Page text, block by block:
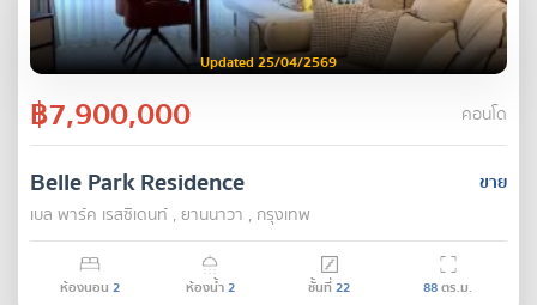
Updated 25/04/2569
฿7,900,000 คอนโด
ขาย
Belle Park Residence
เบล พาร์ค เรสซิเดนท์ , ยานนาวา , กรุงเทพ
ห้องนอน 2 ห้องน้ำ2 ชั้นที่22 88ตร.ม.